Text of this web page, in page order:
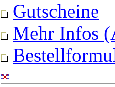
Gutscheine
Mehr Infos